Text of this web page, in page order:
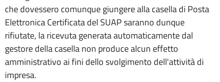
che dovessero comunque giungere alla casella di Posta
Elettronica Certificata del SUAP saranno dunque
rifiutate, la ricevuta generata automaticamente dal
gestore della casella non produce alcun effetto
amministrativo ai fini dello svolgimento dell'attività di
impresa.